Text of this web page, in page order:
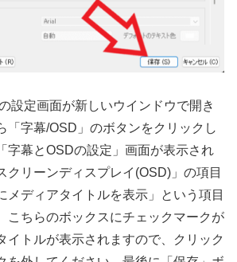
設定画面が新しいウインドウで開き
「字幕/OSD」のボタンをクリックし
字幕とOSDの設定」画面が表示され
クリーンディスプレイ(OSD)」の項目
メディアタイトルを表示」という項目
こちらのボックスにチェックマークが
イトルが表示されますので、クリック